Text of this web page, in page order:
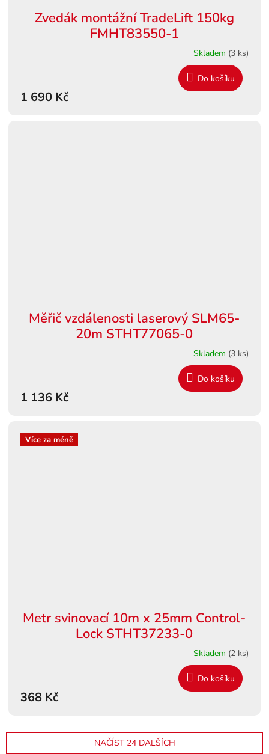
Zvedák montážní TradeLift 150kg
FMHT83550-1
Skladem (3 ks)
1 690 Kč
Do košíku
Měřič vzdálenosti laserový SLM65-
20m STHT77065-0
Skladem (3 ks)
1 136 Kč
Do košíku
Více za méně
Metr svinovací 10m x 25mm Control-
Lock STHT37233-0
Skladem (2 ks)
368 Kč
Do košíku
NAČÍST 24 DALŠÍCH